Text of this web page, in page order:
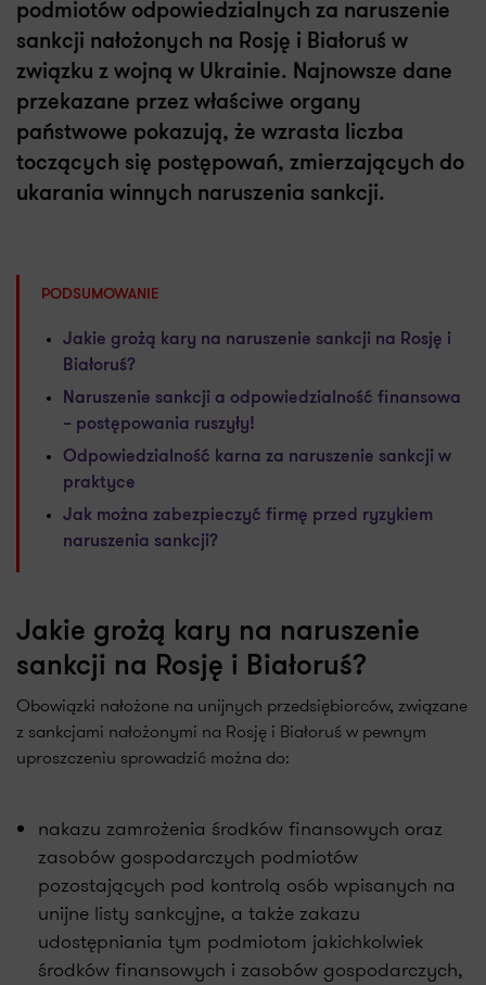
podmiotów odpowiedzialnych za naruszenie
sankcji nałożonych na Rosję i Białoruś w
związku z wojną w Ukrainie. Najnowsze dane
przekazane przez właściwe organy
państwowe pokazują, że wzrasta liczba
toczących się postępowań, zmierzających do
ukarania winnych naruszenia sankcji.
PODSUMOWANIE
Jakie grożą kary na naruszenie sankcji na Rosję i
Białoruś?
Naruszenie sankcji a odpowiedzialność finansowa
– postępowania ruszyły!
Odpowiedzialność karna za naruszenie sankcji w
praktyce
Jak można zabezpieczyć firmę przed ryzykiem
naruszenia sankcji?
Jakie grożą kary na naruszenie
sankcji na Rosję i Białoruś?
Obowiązki nałożone na unijnych przedsiębiorców, związane
z sankcjami nałożonymi na Rosję i Białoruś w pewnym
uproszczeniu sprowadzić można do:
nakazu zamrożenia środków finansowych oraz
zasobów gospodarczych podmiotów
pozostających pod kontrolą osób wpisanych na
unijne listy sankcyjne, a także zakazu
udostępniania tym podmiotom jakichkolwiek
środków finansowych i zasobów gospodarczych,